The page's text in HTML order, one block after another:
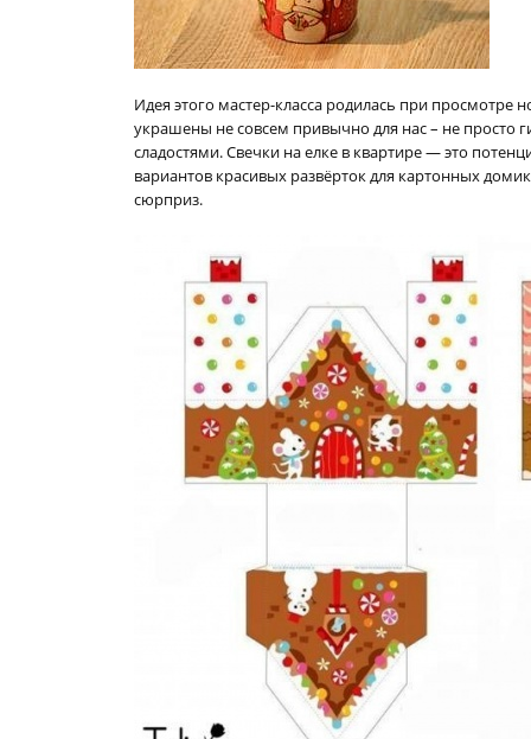
Идея этого мастер-класса родилась при просмотре
украшены не совсем привычно для нас – не просто
сладостями. Свечки на елке в квартире — это
вариантов красивых развёрток для картонных
сюрприз.